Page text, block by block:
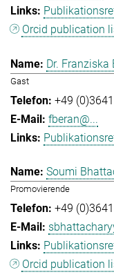
Orcid publication
Dr. Franziska
Gast
+49
fberan@...
Soumi
Promovierende
+49
Orcid publication